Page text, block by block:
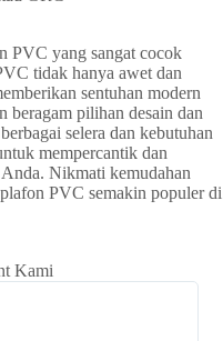
PVC yang sangat cocok
tidak hanya awet dan
sentuhan modern
beragam pilihan desain dan
selera dan kebutuhan
mempercantik dan
Nikmati kemudahan
PVC semakin populer di
Kami